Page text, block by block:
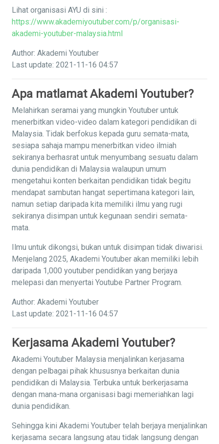
Lihat organisasi AYU di sini :
https://www.akademiyoutuber.com/p/organisasi-
akademi-youtuber-malaysia.html
Author: Akademi Youtuber
Last update: 2021-11-16 04:57
Apa matlamat Akademi Youtuber?
Melahirkan seramai yang mungkin Youtuber untuk
menerbitkan video-video dalam kategori pendidikan di
Malaysia. Tidak berfokus kepada guru semata-mata,
sesiapa sahaja mampu menerbitkan video ilmiah
sekiranya berhasrat untuk menyumbang sesuatu dalam
dunia pendidikan di Malaysia walaupun umum
mengetahui konten berkaitan pendidikan tidak begitu
mendapat sambutan hangat sepertimana kategori lain,
namun setiap daripada kita memiliki ilmu yang rugi
sekiranya disimpan untuk kegunaan sendiri semata-
mata.
Ilmu untuk dikongsi, bukan untuk disimpan tidak diwarisi.
Menjelang 2025, Akademi Youtuber akan memiliki lebih
daripada 1,000 youtuber pendidikan yang berjaya
melepasi dan menyertai Youtube Partner Program.
Author: Akademi Youtuber
Last update: 2021-11-16 04:57
Kerjasama Akademi Youtuber?
Akademi Youtuber Malaysia menjalinkan kerjasama
dengan pelbagai pihak khususnya berkaitan dunia
pendidikan di Malaysia. Terbuka untuk berkerjasama
dengan mana-mana organisasi bagi memeriahkan lagi
dunia pendidikan.
Sehingga kini Akademi Youtuber telah berjaya menjalinkan
kerjasama secara langsung atau tidak langsung dengan